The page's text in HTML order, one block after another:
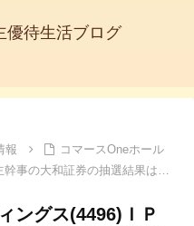
優待生活ブログ
報
コマースOneホール
幹事の大和証券の抽選結果は…
ングス(4496)ＩＰ